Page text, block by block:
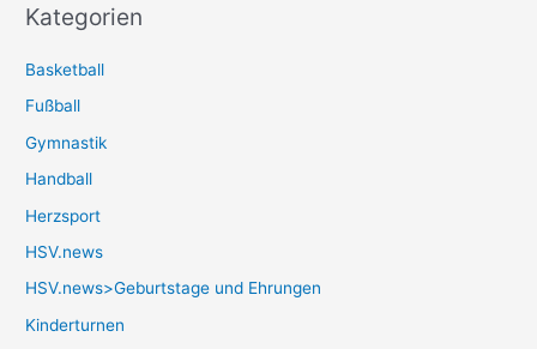
Kategorien
Basketball
Fußball
Gymnastik
Handball
Herzsport
HSV.news
HSV.news>Geburtstage und Ehrungen
Kinderturnen